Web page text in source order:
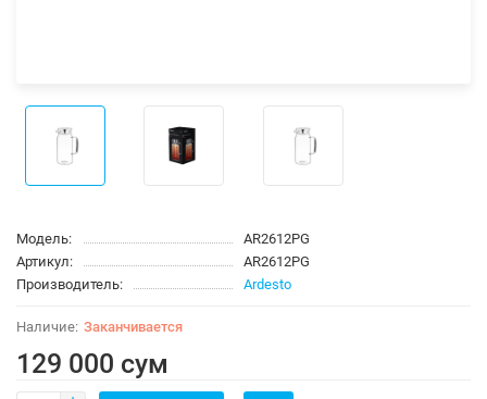
Модель:
AR2612PG
Артикул:
AR2612PG
Производитель:
Ardesto
Заканчивается
129 000 сум